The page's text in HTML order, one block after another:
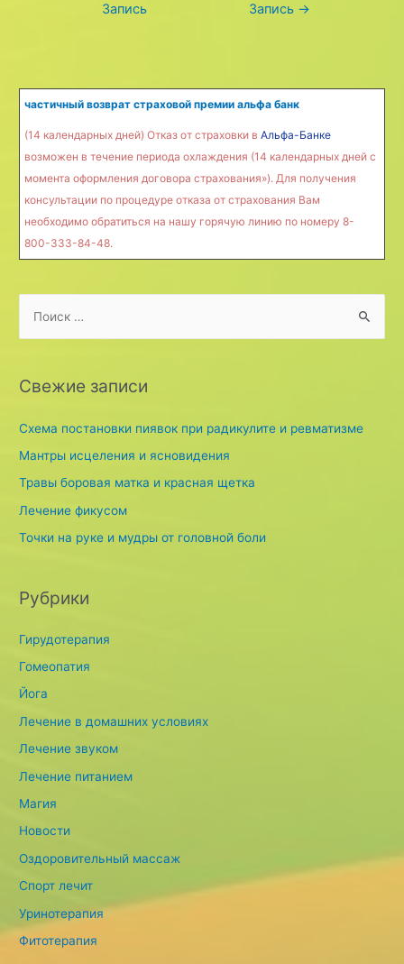
Запись
Запись →
частичный возврат страховой премии альфа банк
(14 календарных дней) Отказ от страховки вАльфа-Банке
возможен в течение периода охлаждения (14 календарных дней с
момента оформления договора страхования»). Для получения
консультации по процедуре отказа от страхования Вам
необходимо обратиться на нашу горячую линию по номеру 8-
800-333-84-48.
r
h
f
o
Свежие записи
Схема постановки пиявок при радикулите и ревматизме
Мантры исцеления и ясновидения
Травы боровая матка и красная щетка
Лечение фикусом
Точки на руке и мудры от головной боли
Рубрики
Гирудотерапия
Гомеопатия
Йога
Лечение в домашних условиях
Лечение звуком
Лечение питанием
Магия
Новости
Оздоровительный массаж
Спорт лечит
Уринотерапия
Фитотерапия